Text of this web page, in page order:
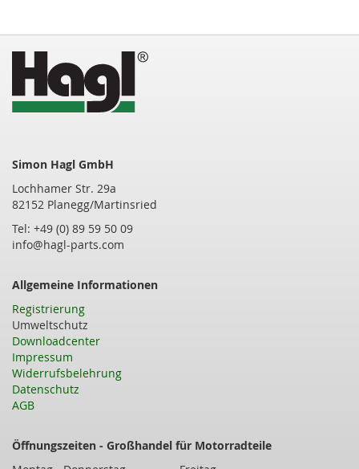
Simon Hagl GmbH
Lochhamer Str. 29a
82152 Planegg/Martinsried
Tel: +49 (0) 89 59 50 09
info@hagl-parts.com
Allgemeine Informationen
Registrierung
Umweltschutz
Downloadcenter
Impressum
Widerrufsbelehrung
Datenschutz
AGB
Öffnungszeiten - Großhandel für Motorradteile